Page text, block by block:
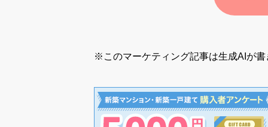
※このマーケティング記事は生成AIが書